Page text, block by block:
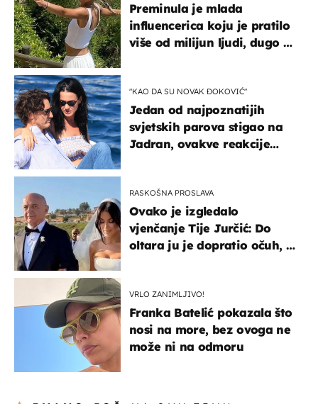
Preminula je mlada
influencerica koju je pratilo
više od milijun ljudi, dugo se
"KAO DA SU NOVAK ĐOKOVIĆ"
Jedan od najpoznatijih
svjetskih parova stigao na
Jadran, ovakve reakcije
RASKOŠNA PROSLAVA
Ovako je izgledalo
vjenčanje Tije Jurčić: Do
oltara ju je dopratio očuh, a
VRLO ZANIMLJIVO!
Franka Batelić pokazala što
nosi na more, bez ovoga ne
može ni na odmoru